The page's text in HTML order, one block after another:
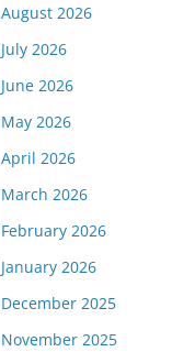
August 2026
July 2026
June 2026
May 2026
April 2026
March 2026
February 2026
January 2026
December 2025
November 2025